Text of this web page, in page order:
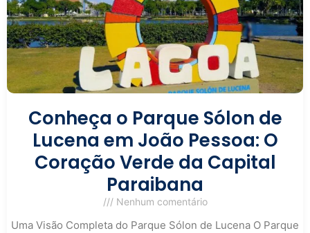
Conheça o Parque Sólon de
Lucena em João Pessoa: O
Coração Verde da Capital
Paraibana
Nenhum comentário
Uma Visão Completa do Parque Sólon de Lucena O Parque